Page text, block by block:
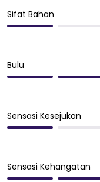
Sifat Bahan
Bulu
Sensasi Kesejukan
Sensasi Kehangatan